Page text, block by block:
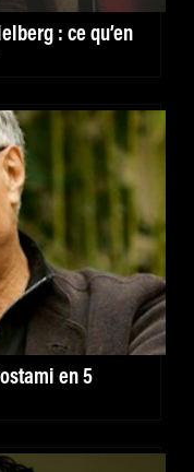
: ce qu’en
en 5